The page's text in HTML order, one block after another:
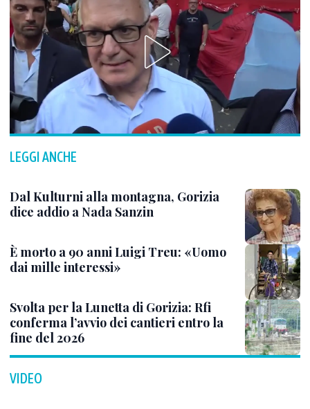
LEGGI ANCHE
Dal Kulturni alla montagna, Gorizia
dice addio a Nada Sanzin
È morto a 90 anni Luigi Treu: «Uomo
dai mille interessi»
Svolta per la Lunetta di Gorizia: Rfi
conferma l’avvio dei cantieri entro la
fine del 2026
VIDEO